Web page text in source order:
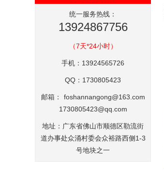
统一服务热线：
13924867756
（7天*24小时）
手机：13924565726
QQ：1730805423
邮箱：
foshannangong@163.com
1730805423@qq.com
地址：广东省佛山市顺德区勒流街
道办事处众涌村委会众裕路西侧1-3
号地块之一